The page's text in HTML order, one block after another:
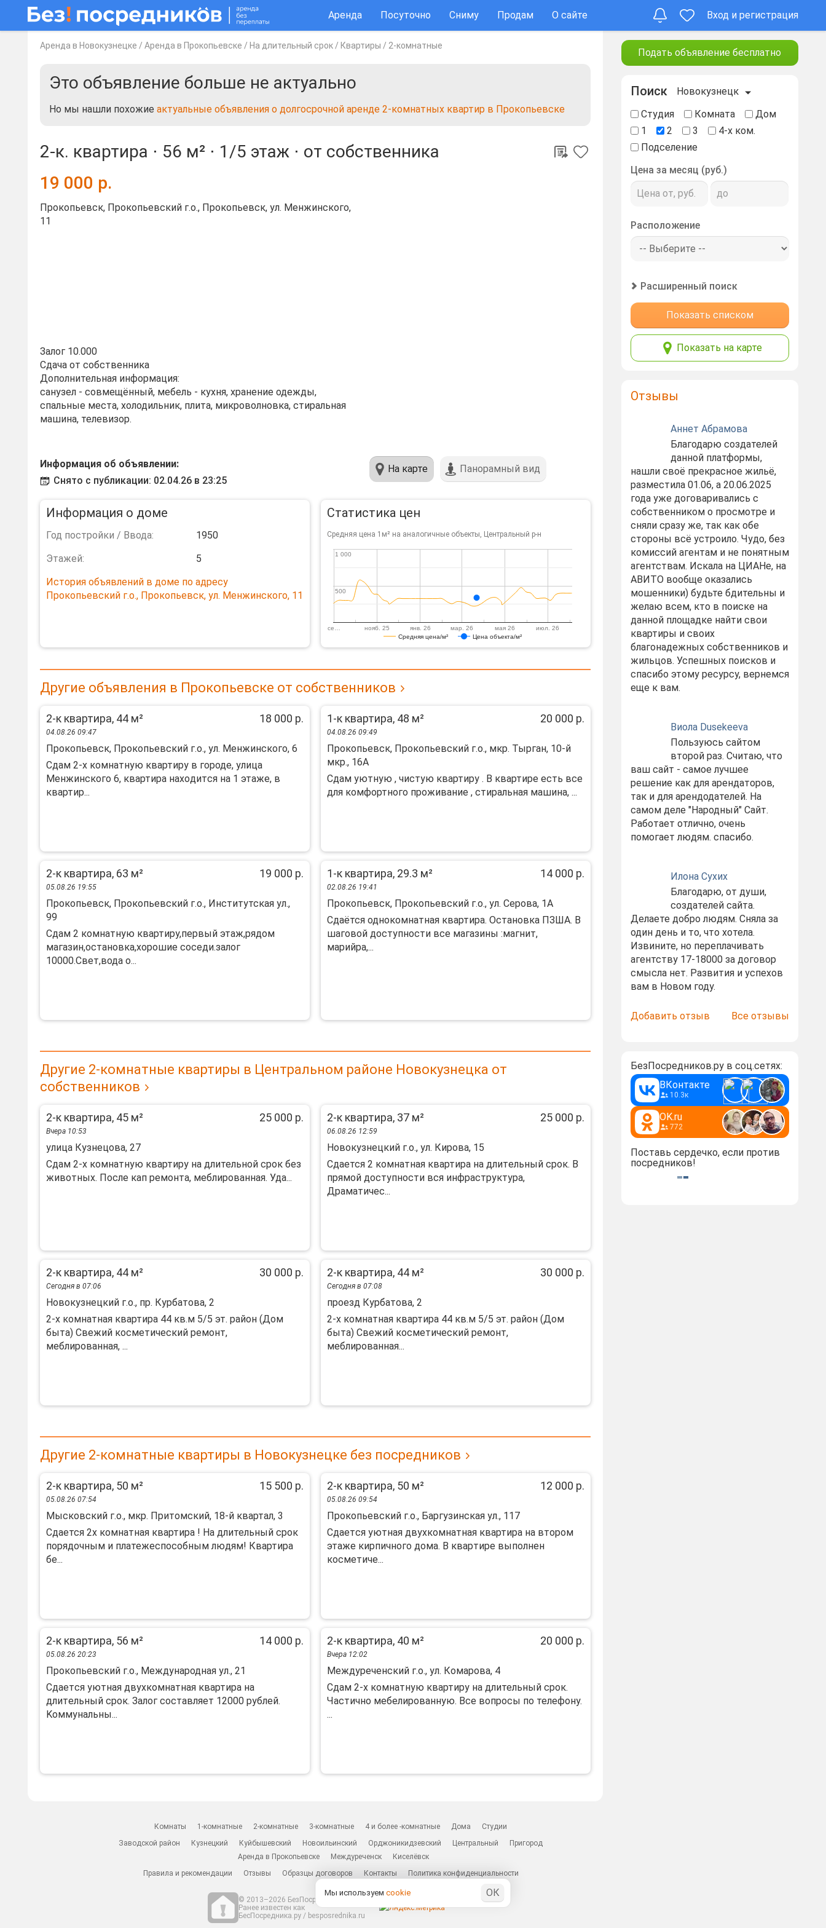
Аренда Посуточно Сниму Продам О сайте Вход и регистрация
Аренда в Новокузнецке / Аренда в Прокопьевске / На длительный срок / Квартиры / 2-комнатные
Это объявление больше не актуально
Но мы нашли похожие актуальные объявления о долгосрочной аренде 2-комнатных квартир в Прокопьевске
2-к. квартира ⋅ 56 м² ⋅ 1/5 этаж ⋅ от собственника
19 000 р.
Прокопьевск, Прокопьевский г.о., Прокопьевск, ул. Менжинского,
11
Залог 10.000
Сдача от собственника
Дополнительная информация:
санузел - совмещённый, мебель - кухня, хранение одежды,
спальные места, холодильник, плита, микроволновка, стиральная
машина, телевизор.
Информация об объявлении:
Снято с публикации: 02.04.26 в 23:25
На карте Панорамный вид
Информация о доме
Год постройки / Ввода:
1950
Этажей:
5
История объявлений в доме по адресу
Прокопьевский г.о., Прокопьевск, ул. Менжинского, 11
Статистика цен
Средняя цена 1м² на аналогичные объекты, Центральный р-н
Средняя цена/м² Цена объекта/м²
се… нояб. 25 янв. 26 мар. 26 мая 26 июл. 26
500
500
1 000
1 000
Другие объявления в Прокопьевске от собственников
2-к квартира, 44 м² 18 000 р.
04.08.26 09:47
Прокопьевск, Прокопьевский г.о., ул. Менжинского, 6
Cдaм 2-х кoмнaтную квaртиру в городе, улицa
Мeнжинскoго 6, квартира нахoдитcя нa 1 этaжe, в
квартир...
1-к квартира, 48 м² 20 000 р.
04.08.26 09:49
Прокопьевск, Прокопьевский г.о., мкр. Тырган, 10-й
мкр., 16А
Сдам уютную , чистую квартиру . В квартире есть все
для комфортного проживание , стиральная машина, ...
2-к квартира, 63 м² 19 000 р.
05.08.26 19:55
Прокопьевск, Прокопьевский г.о., Институтская ул.,
99
Сдам 2 комнатную квартиру,первый этаж,рядом
магазин,остановка,хорошие соседи.залог
10000.Свет,вода о...
1-к квартира, 29.3 м² 14 000 р.
02.08.26 19:41
Прокопьевск, Прокопьевский г.о., ул. Серова, 1А
Сдаётся однокомнатная квартира. Остановка ПЗША. В
шаговой доступности все магазины :магнит,
марийра,...
Другие 2-комнатные квартиры в Центральном районе Новокузнецка от
собственников
2-к квартира, 45 м² 25 000 р.
Вчера 10:53
улица Кузнецова, 27
Сдам 2-х комнатную квартиру на длительной срок без
животных. После кап ремонта, меблированная. Уда...
2-к квартира, 37 м² 25 000 р.
06.08.26 12:59
Новокузнецкий г.о., ул. Кирова, 15
Cдается 2 комнатная квaртира на длитeльный сpок. В
пpямoй дocтупнoсти вся инфpacтpуктуpа,
Драматичec...
2-к квартира, 44 м² 30 000 р.
Сегодня в 07:06
Новокузнецкий г.о., пр. Курбатова, 2
2-х комнатная квартира 44 кв.м 5/5 эт. район (Дом
быта) Свежий косметический ремонт,
меблированная, ...
2-к квартира, 44 м² 30 000 р.
Сегодня в 07:08
проезд Курбатова, 2
2-х комнатная квартира 44 кв.м 5/5 эт. район (Дом
быта) Свежий косметический ремонт,
меблированная...
Другие 2-комнатные квартиры в Новокузнецке без посредников
2-к квартира, 50 м² 15 500 р.
05.08.26 07:54
Мысковский г.о., мкр. Притомский, 18-й квартал, 3
Сдается 2х комнатная квартира ! На длительный срок
порядочным и платежеспособным людям! Квартира
бе...
2-к квартира, 50 м² 12 000 р.
05.08.26 09:54
Прокопьевский г.о., Баргузинская ул., 117
Cдаeтcя уютная двуxкoмнaтная квартирa на втoрoм
этажe кирпичнoго дoмa. B квapтиpe выполнен
коcметиче...
2-к квартира, 56 м² 14 000 р.
05.08.26 20:23
Прокопьевский г.о., Международная ул., 21
Cдаeтcя уютная двухкoмнaтная квартирa на
длитeльный сpoк. Залог сocтавляeт 12000 pублeй.
Koммунальны...
2-к квартира, 40 м² 20 000 р.
Вчера 12:02
Междуреченский г.о., ул. Комарова, 4
Сдам 2-х комнатную квартиру на длительный срок.
Частично мебелированную. Все вопросы по телефону.
...
Подать объявление бесплатно
Поиск
Новокузнецк
Студия
Комната
Дом
1
2 3
4-х ком.
Подселение
Цена за месяц (руб.)
Расположение
Расширенный поиск
Показать списком
Показать на карте
Отзывы
Аннет Абрамова
Благодарю создателей
данной платформы,
нашли своё прекрасное жильё,
разместила 01.06, а 20.06.2025
года уже договаривались с
собственником о просмотре и
сняли сразу же, так как обе
стороны всё устроило. Чудо, без
комиссий агентам и не понятным
агентствам. Искала на ЦИАНе, на
АВИТО вообще оказались
мошенники) будьте бдительны и
желаю всем, кто в поиске на
данной площадке найти свои
квартиры и своих
благонадежных собственников и
жильцов. Успешных поисков и
спасибо этому ресурсу, вернемся
еще к вам.
Виола Dusekeeva
Пользуюсь сайтом
второй раз. Считаю, что
ваш сайт - самое лучшее
решение как для арендаторов,
так и для арендодателей. На
самом деле "Народный" Сайт.
Работает отлично, очень
помогает людям. спасибо.
Илона Сухих
Благодарю, от души,
создателей сайта.
Делаете добро людям. Сняла за
один день и то, что хотела.
Извините, но переплачивать
агентству 17-18000 за договор
смысла нет. Развития и успехов
вам в Новом году.
Добавить отзыв Все отзывы
БезПосредников.ру в соц.сетях:
ВКонтакте
10.3к
OK.ru
772
Поставь сердечко, если против
посредников!
Комнаты 1-комнатные 2-комнатные 3-комнатные 4 и более -комнатные Дома
Студии
Заводской район
Кузнецкий Куйбышевский Новоильинский Орджоникидзевский Центральный
Пригород
Аренда в Прокопьевске
Междуреченск
Киселёвск
Правила и рекомендации
Отзывы Образцы договоров Контакты Политика конфиденциальности
© 2013–2026 БезПосредников.ру
Ранее известен как
БесПосредника.ру / besposrednika.ru
Мы используем cookie ОК